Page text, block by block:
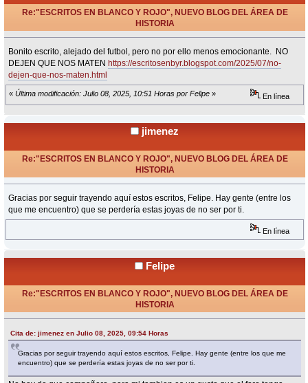
Re:"ESCRITOS EN BLANCO Y ROJO", NUEVO BLOG DEL ÁREA DE
HISTORIA
Bonito escrito, alejado del futbol, pero no por ello menos emocionante. NO
DEJEN QUE NOS MATEN https://escritosenbyr.blogspot.com/2025/07/no-
dejen-que-nos-maten.html
« Última modificación: Julio 08, 2025, 10:51 Horas por Felipe » En línea
jimenez
Re:"ESCRITOS EN BLANCO Y ROJO", NUEVO BLOG DEL ÁREA DE
HISTORIA
Gracias por seguir trayendo aquí estos escritos, Felipe. Hay gente (entre los
que me encuentro) que se perdería estas joyas de no ser por ti.
En línea
Felipe
Re:"ESCRITOS EN BLANCO Y ROJO", NUEVO BLOG DEL ÁREA DE
HISTORIA
Cita de: jimenez en Julio 08, 2025, 09:54 Horas
Gracias por seguir trayendo aquí estos escritos, Felipe. Hay gente (entre los que me
encuentro) que se perdería estas joyas de no ser por ti.